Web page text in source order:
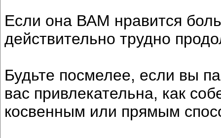
Если она ВАМ нравится
действительно трудно
Будьте посмелее, если вы
вас привлекательна, как
косвенным или прямым